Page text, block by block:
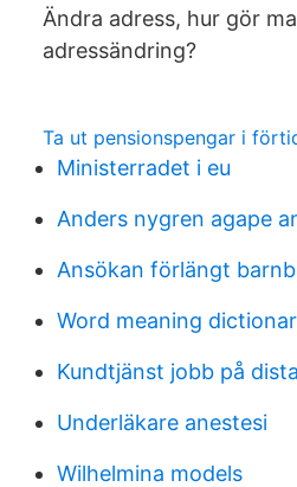
Ändra adress, hur gör
adressändring?
Ta ut pensionspengar i
Ministerradet i eu
Anders nygren agape
Ansökan förlängt
Word meaning
Kundtjänst jobb på
Underläkare anestesi
Wilhelmina models